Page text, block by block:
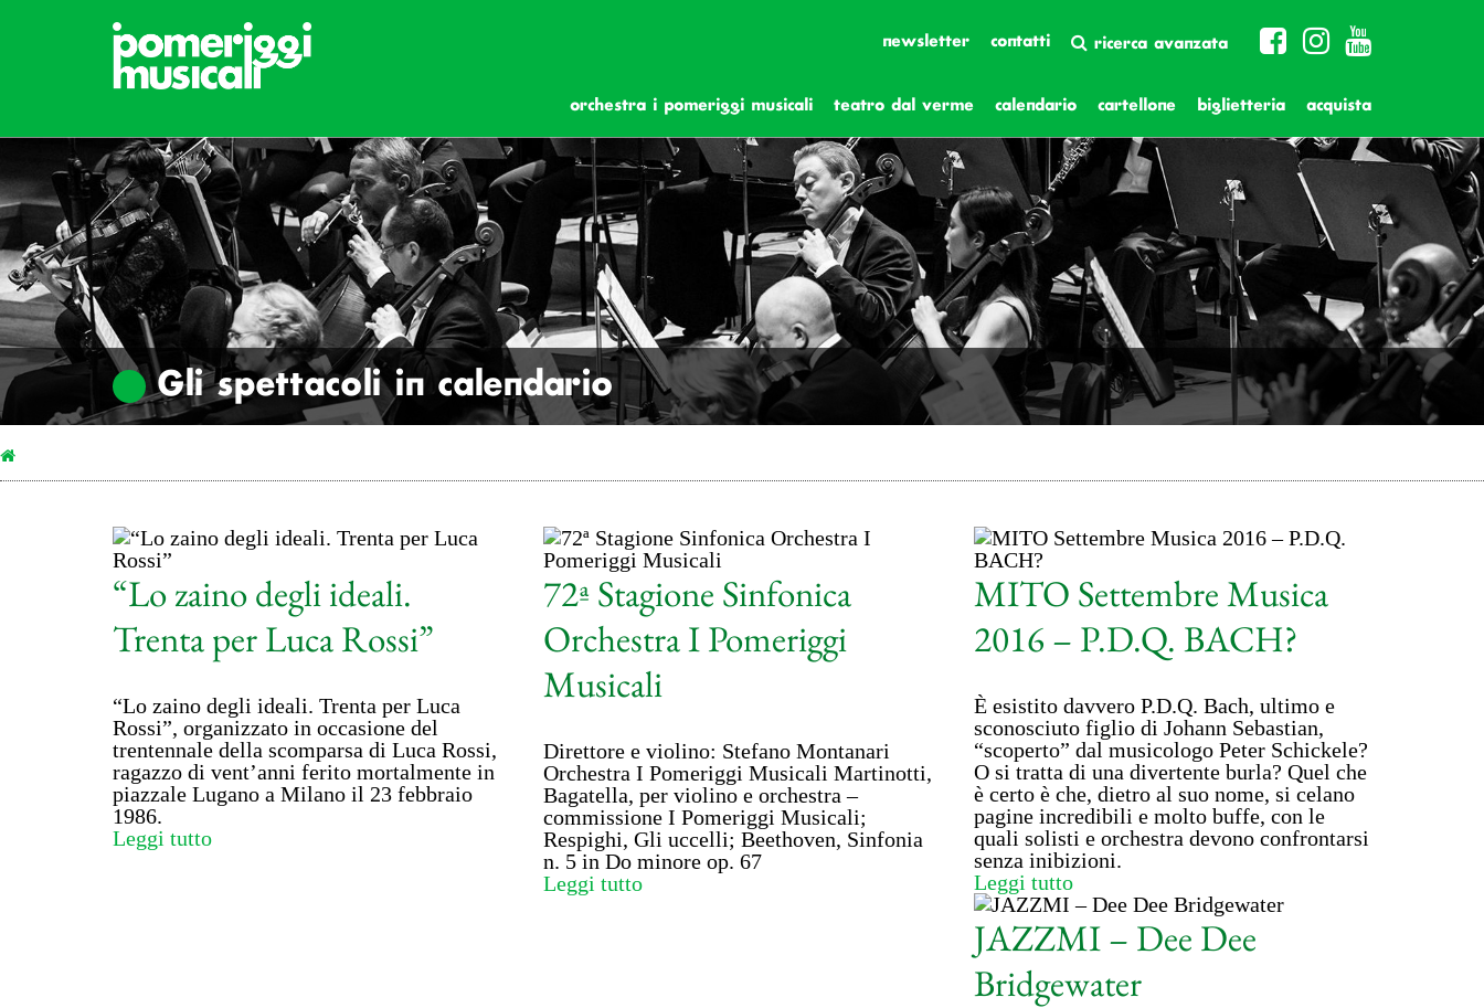
newsletter contatti ricerca avanzata
orchestra i pomeriggi musicali teatro dal verme calendario cartellone biglietteria acquista
Gli spettacoli in calendario
“Lo zaino degli ideali.
Trenta per Luca Rossi”
“Lo zaino degli ideali. Trenta per Luca
Rossi”, organizzato in occasione del
trentennale della scomparsa di Luca Rossi,
ragazzo di vent’anni ferito mortalmente in
piazzale Lugano a Milano il 23 febbraio
1986.
Leggi tutto
72ª Stagione Sinfonica
Orchestra I Pomeriggi
Musicali
Direttore e violino: Stefano Montanari
Orchestra I Pomeriggi Musicali Martinotti,
Bagatella, per violino e orchestra –
commissione I Pomeriggi Musicali;
Respighi, Gli uccelli; Beethoven, Sinfonia
n. 5 in Do minore op. 67
Leggi tutto
MITO Settembre Musica
2016 – P.D.Q. BACH?
È esistito davvero P.D.Q. Bach, ultimo e
sconosciuto figlio di Johann Sebastian,
“scoperto” dal musicologo Peter Schickele?
O si tratta di una divertente burla? Quel che
è certo è che, dietro al suo nome, si celano
pagine incredibili e molto buffe, con le
quali solisti e orchestra devono confrontarsi
senza inibizioni.
Leggi tutto
JAZZMI – Dee Dee
Bridgewater